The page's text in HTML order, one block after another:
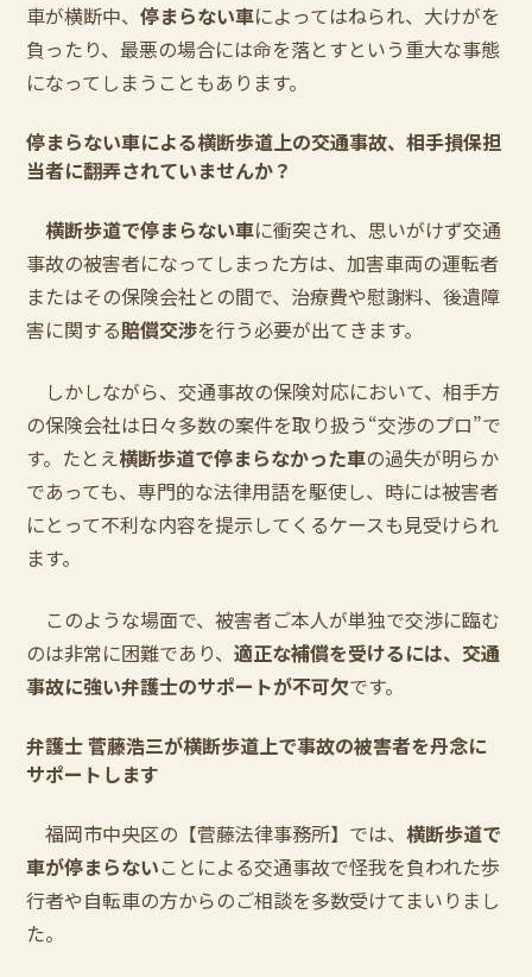
車が横断中、停まらない車によってはねられ、大けがを
負ったり、最悪の場合には命を落とすという重大な事態
になってしまうこともあります。
停まらない車による横断歩道上の交通事故、相手損保担
当者に翻弄されていませんか？
横断歩道で停まらない車に衝突され、思いがけず交通
事故の被害者になってしまった方は、加害車両の運転者
またはその保険会社との間で、治療費や慰謝料、後遺障
害に関する賠償交渉を行う必要が出てきます。
しかしながら、交通事故の保険対応において、相手方
の保険会社は日々多数の案件を取り扱う“交渉のプロ”で
す。たとえ横断歩道で停まらなかった車の過失が明らか
であっても、専門的な法律用語を駆使し、時には被害者
にとって不利な内容を提示してくるケースも見受けられ
ます。
このような場面で、被害者ご本人が単独で交渉に臨む
のは非常に困難であり、適正な補償を受けるには、交通
事故に強い弁護士のサポートが不可欠です。
弁護士 菅藤浩三が横断歩道上で事故の被害者を丹念に
サポートします
福岡市中央区の【菅藤法律事務所】では、 横断歩道で
車が停まらないことによる交通事故で怪我を負われた歩
行者や自転車の方からのご相談を多数受けてまいりまし
た。